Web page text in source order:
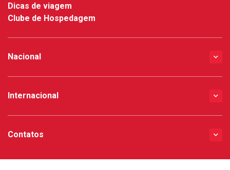
Dicas de viagem
Clube de Hospedagem
Nacional
Internacional
Contatos